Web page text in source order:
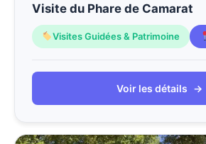
Visite du Phare de Camarat
Visites Guidées & Patrimoine
Voir les détails →